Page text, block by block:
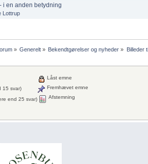
i en anden betydning
Lottrup
» Generelt» Bekendtgørelser og nyheder » Billeder
15 svar)
end 25 svar)
Låst emne
Fremhævet emne
Afstemning